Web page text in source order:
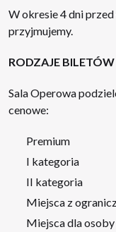
W okresie 4 dni
przyjmujemy.
RODZAJE BILETÓW
Sala Operowa
cenowe:
Premium
I kategoria
II kategoria
Miejsca z
Miejsca dla